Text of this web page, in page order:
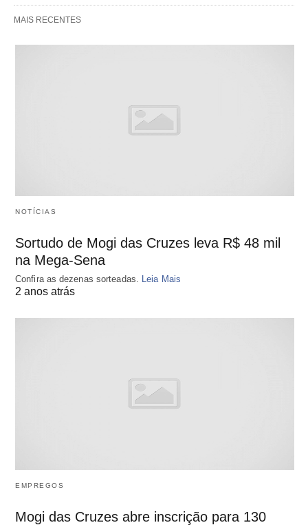
MAIS RECENTES
NOTÍCIAS
Sortudo de Mogi das Cruzes leva R$ 48 mil
na Mega-Sena
Confira as dezenas sorteadas. Leia Mais
2 anos atrás
EMPREGOS
Mogi das Cruzes abre inscrição para 130